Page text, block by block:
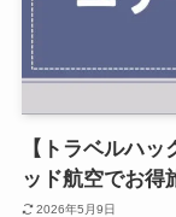
【トラベルハ
ッド航空でお得
2026年5月9日